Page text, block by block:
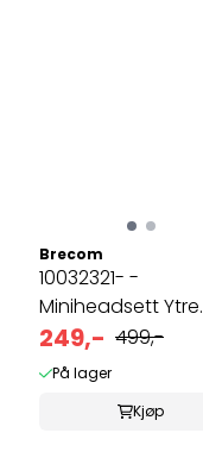
Brecom
10032321- -
Miniheadsett Ytre.
Icom m.fler
249,- 499,-
På lager
Kjøp